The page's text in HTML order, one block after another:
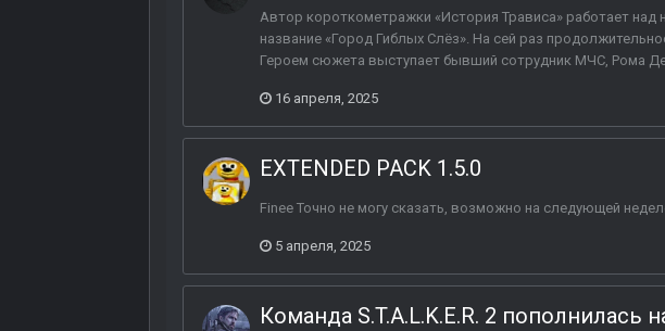
Автор короткометражки «История Трависа» работает
название «Город Гиблых Слёз». На сей раз
Героем сюжета выступает бывший сотрудник МЧС, Рома
16 апреля, 2025
EXTENDED PACK 1.5.0
Finee Точно не могу сказать, возможно на следующей
5 апреля, 2025
Команда S.T.A.L.K.E.R. 2 пополнилась